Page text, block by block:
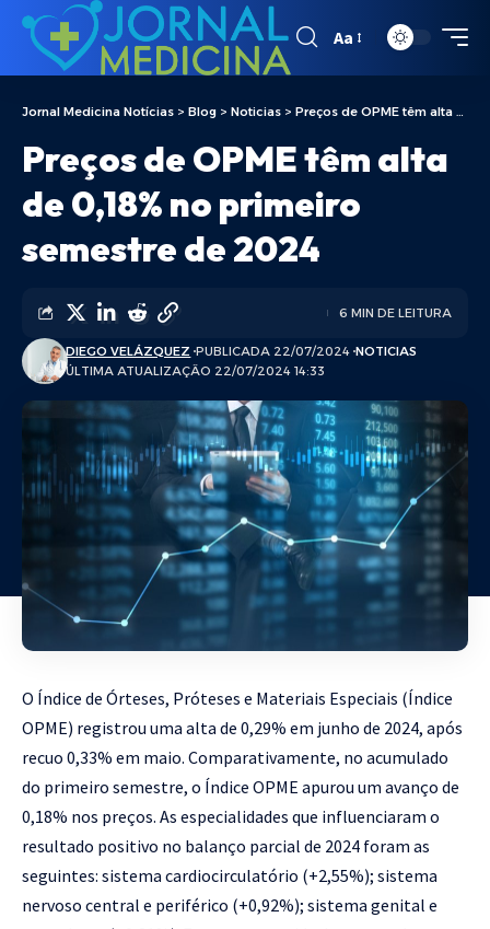
Aa
Jornal Medicina Notícias > Blog > Noticias > Preços de OPME têm alta de 0,18% no primeiro semestre de 2024
Preços de OPME têm alta
de 0,18% no primeiro
semestre de 2024
ÚLTIMA ATUALIZAÇÃO 22/07/2024 14:33
DIEGO VELÁZQUEZ PUBLICADA 22/07/2024 NOTICIAS
6 MIN DE LEITURA
O Índice de Órteses, Próteses e Materiais Especiais (Índice
OPME) registrou uma alta de 0,29% em junho de 2024, após
recuo 0,33% em maio. Comparativamente, no acumulado
do primeiro semestre, o Índice OPME apurou um avanço de
0,18% nos preços. As especialidades que influenciaram o
resultado positivo no balanço parcial de 2024 foram as
seguintes: sistema cardiocirculatório (+2,55%); sistema
nervoso central e periférico (+0,92%); sistema genital e